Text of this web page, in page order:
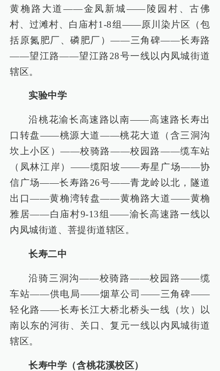
黄桷路大道——金凤新城——陵园村、古佛
村、过滩村、白庙村1-8组——原川染片区（包
括原氮肥厂、磷肥厂）——三角碑——长寿路
——望江路——望江路28号一线以内凤城街道
辖区。
实验中学
沿桃花渝长高速路以南——高速路长寿出
口转盘——桃源大道——桃花大道（含三洞沟
坎上小区）——校骑路——校园路——缆车站
（凤林江岸）——缆阳坡——寿星广场——协
信广场——长寿路26号——青龙岭以北，隧道
出口——黄桷湾转盘——黄桷路大道——黄桷
雅居——白庙村9-13组——渝长高速路一线以
内凤城街道、菩提街道辖区。
长寿二中
沿骑三洞沟——校骑路——校园路——缆
车站——供电局——烟草公司——三角碑——
轻化路——长寿长江大桥北桥头一线（坎）以
南以东的河街、关口、复元一线以内凤城街道
辖区。
长寿中学（含桃花溪校区）